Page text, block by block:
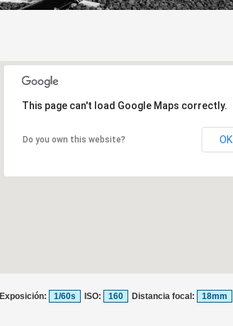
This page can't load Google Maps correctly.
Do you own this website? OK
Exposición: 1/60s ISO: 160 Distancia focal: 18mm